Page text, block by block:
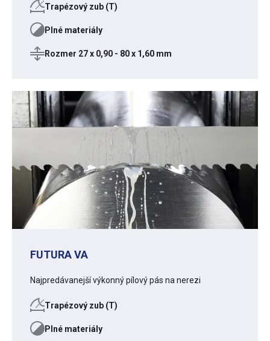
Trapézový zub (T)
Plné materiály
Rozmer 27 x 0,90 - 80 x 1,60 mm
FUTURA VA
Najpredávanejší výkonný pílový pás na nerezi
Trapézový zub (T)
Plné materiály